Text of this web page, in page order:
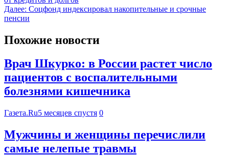
Далее: Соцфонд индексировал накопительные и срочные
пенсии
Похожие новости
Врач Шкурко: в России растет число
пациентов с воспалительными
болезнями кишечника
Газета.Ru5 месяцев спустя 0
Мужчины и женщины перечислили
самые нелепые травмы